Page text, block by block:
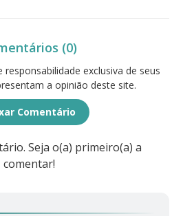
(0)
exclusiva de seus
a opinião deste site.
Comentário
Seja o(a) primeiro(a) a
comentar!